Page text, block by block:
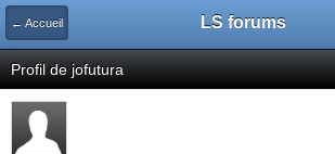
← Accueil LS forums
Profil de jofutura